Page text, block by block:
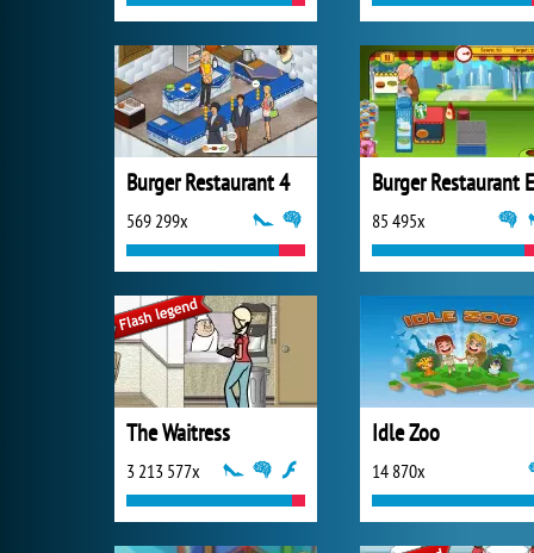
Burger Restaurant 4
569 299x 85 495x
The Waitress
3 213 577x
Idle Zoo
14 870x